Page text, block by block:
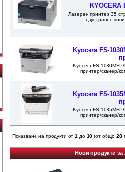
KYOCERA
Лазерен принтер 35
двустранно
Kyocera FS-
Kyocera FS-
принтер/сканер/
Kyocera FS-
Kyocera FS-
принтер/сканер/
Показване на продукти от 1 до 10(от общо 28
Нови продукти